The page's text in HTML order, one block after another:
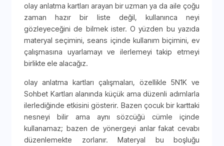
olay anlatma kartları arayan bir uzman ya da aile çoğu
zaman hazır bir liste değil, kullanınca neyi
gözleyeceğini de bilmek ister. O yüzden bu yazıda
materyal seçimini, seans içinde kullanım biçimini, ev
çalışmasına uyarlamayı ve ilerlemeyi takip etmeyi
birlikte ele alacağız.
olay anlatma kartları çalışmaları, özellikle 5N1K ve
Sohbet Kartları alanında küçük ama düzenli adımlarla
ilerlediğinde etkisini gösterir. Bazen çocuk bir karttaki
nesneyi bilir ama aynı sözcüğü cümle içinde
kullanamaz; bazen de yönergeyi anlar fakat cevabı
düzenlemekte zorlanır. Materyal bu boşluğu